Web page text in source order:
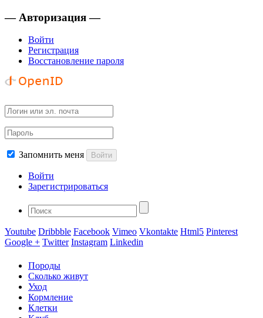
— Авторизация —
Войти
Регистрация
Восстановление пароля
Запомнить меня Войти
Войти
Зарегистрироваться
Youtube Dribbble Facebook Vimeo Vkontakte Html5 Pinterest
Google + Twitter Instagram Linkedin
Породы
Сколько живут
Уход
Кормление
Клетки